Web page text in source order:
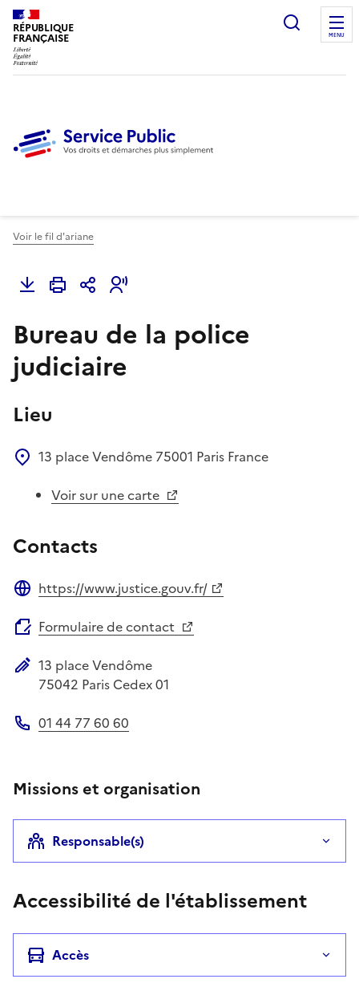
RÉPUBLIQUE
FRANÇAISE
Ouvrir
MENU
Voir le fil d'ariane
Bureau de la police
judiciaire
Lieu
13 place Vendôme 75001 Paris France
Voir sur une carte
Contacts
https://www.justice.gouv.fr/
Formulaire de contact
Adresse postale
13 place Vendôme
75042 Paris Cedex 01
01 44 77 60 60
Missions et organisation
Responsable(s)
Accessibilité de l'établissement
Accès